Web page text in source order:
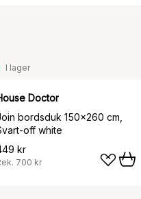
I lager
Doctor
bordsduk 150x260 cm,
off white
kr
700 kr